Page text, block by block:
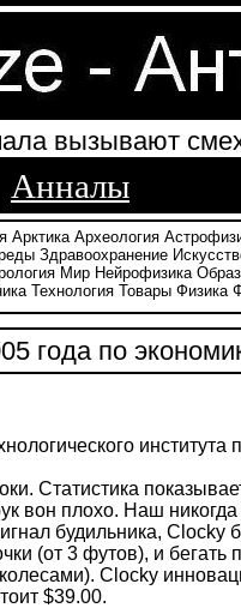
вызывают
Анналы
Арктика Археология
Здравоохранение
Мир Нейрофизика
Технология Товары Физика
года по
Статистика
вон плохо. Наш
будильника,
(от 3 футов), и
колесами). Clocky
$39.00.